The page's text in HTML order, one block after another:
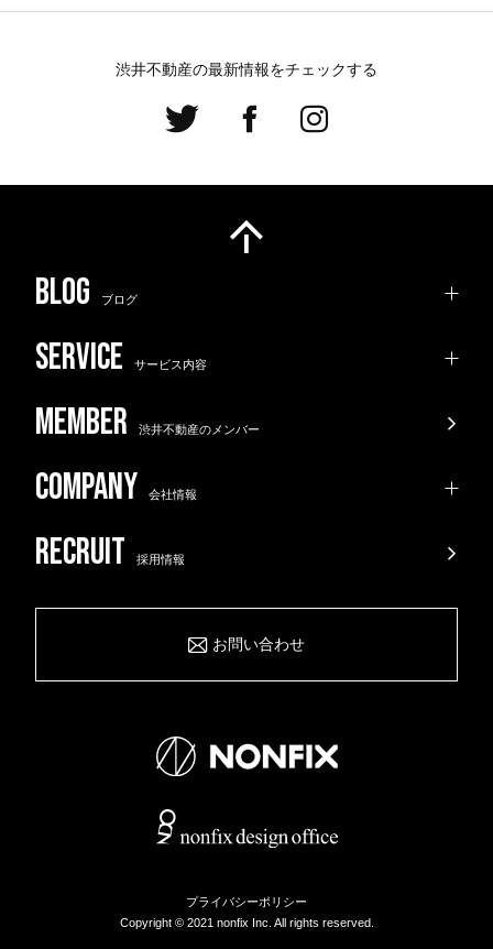
渋井不動産の最新情報をチェックする
ブログ
サービス内容
渋井不動産のメンバー
会社情報
採用情報
お問い合わせ
プライバシーポリシー
Copyright © 2021 nonfix Inc. All rights reserved.